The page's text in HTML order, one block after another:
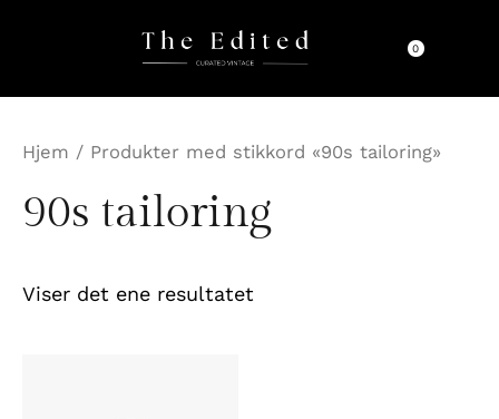
innholdet
0
Hjem / Produkter med stikkord «90s tailoring»
90s tailoring
Viser det ene resultatet